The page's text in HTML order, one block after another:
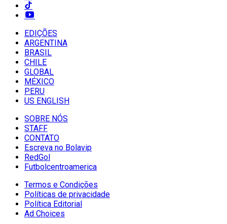
EDIÇÕES
ARGENTINA
BRASIL
CHILE
GLOBAL
MÉXICO
PERU
US ENGLISH
SOBRE NÓS
STAFF
CONTATO
Escreva no Bolavip
RedGol
Futbolcentroamerica
Termos e Condições
Políticas de privacidade
Política Editorial
Ad Choices